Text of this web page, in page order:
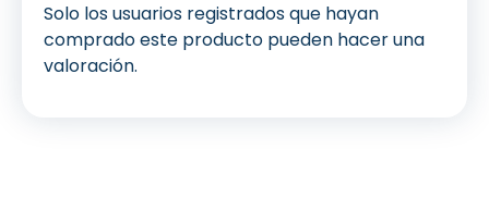
Solo los usuarios registrados que hayan
comprado este producto pueden hacer una
valoración.